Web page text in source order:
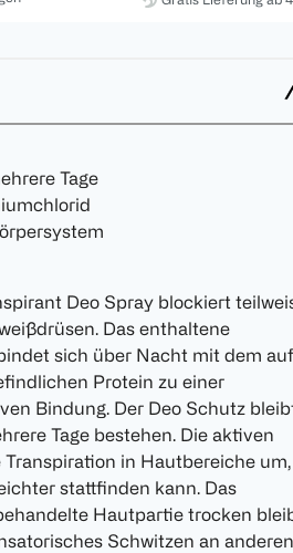
Tage
Deo Spray blockiert
Das enthaltene
sich über Nacht mit dem auf
Protein zu einer
Bindung. Der Deo Schutz
Tage bestehen. Die aktiven
in Hautbereiche um,
stattfinden kann. Das
Hautpartie trocken
Schwitzen an anderen